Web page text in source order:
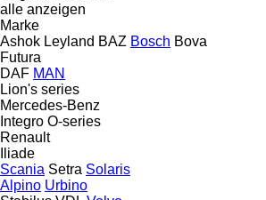
alle anzeigen
Marke
Ashok Leyland BAZ Bosch Bova
Futura
DAF MAN
Lion's series
Mercedes-Benz
Integro O-series
Renault
Iliade
Scania Setra Solaris
Alpino Urbino